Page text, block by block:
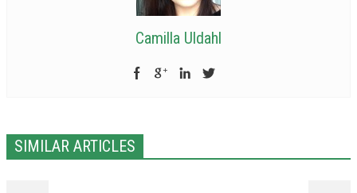
Camilla Uldahl
SIMILAR ARTICLES